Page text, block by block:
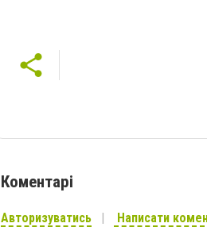
Коментарі
Авторизуватись Написати